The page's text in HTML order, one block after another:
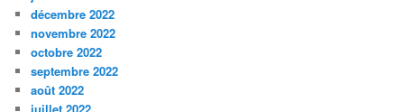
décembre 2022
novembre 2022
octobre 2022
septembre 2022
août 2022